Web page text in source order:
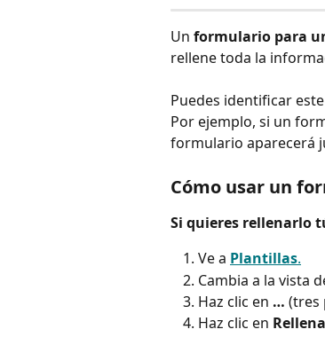
Un formulario para
rellene toda la
Puedes identificar
Por ejemplo, si un
formulario aparecerá
Cómo usar un
Si quieres rellenarlo
Ve a Plantillas.
Cambia a la vista
Haz clic en … (tres
Haz clic en